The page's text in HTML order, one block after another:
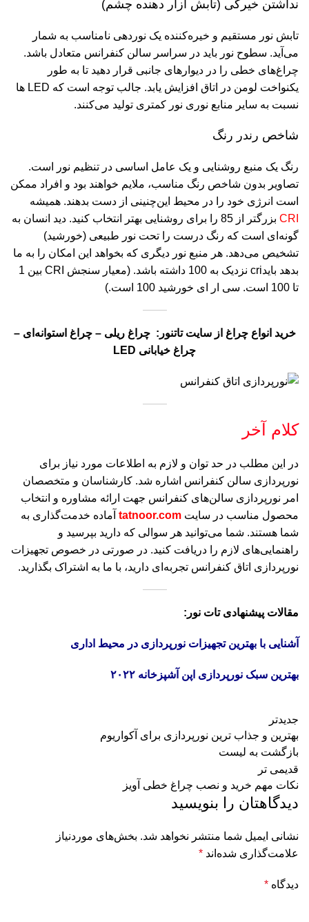
نداشتن خیرگی (تابش آزار دهنده چشم)
تابش نور مستقیم و خیره‌کننده یک نوردهی نامناسب به شمار
می‌آید. سطوح نور باید در سراسر سالن کنفرانس متعادل باشد.
چراغ‌های خطی را در دیوارهای جانبی قرار دهید تا به طور
یکنواخت لومن در اتاق افزایش یابد. جالب توجه است که LED ها
نسبت به سایر منابع نوری نور کمتری تولید می‌کنند.
شاخص رندر رنگ
رنگ یک منبع روشنایی و یک عامل اساسی در تنظیم نور است.
تصاویر بدون شاخص رنگ مناسب، ملایم خواهند بود و افراد ممکن
است انرژی خود را در محیط این‌چنینی از دست بدهند. همیشه
CRI
بزرگتر از 85 را برای روشنایی بهتر انتخاب کنید. دید انسان به
گونه‌ای است که رنگ درست را تحت نور طبیعی (خورشید)
تشخیص می‌دهد. هر منبع نور دیگری که بخواهد این امکان را به ما
بدهد بایدcri نزدیک به 100 داشته باشد. (معیار سنجش CRI بین 1
تا 100 است. سی ار ای خورشید 100 است.)
خرید انواع چراغ‌‌ از سایت تاتنور : چراغ ریلی –چراغ استوانه‌ای –
چراغ خیابانی
کلام آخر
در این مطلب در حد توان و لازم به اطلاعات مورد نیاز برای
نورپردازی سالن کنفرانس اشاره شد. کارشناسان و متخصصان
امر نورپردازی سالن‌های کنفرانس جهت ارائه مشاوره و انتخاب
محصول مناسب در سایت tatnoor.com آماده خدمت‌گذاری به
شما هستند. شما می‌توانید هر سوالی که دارید بپرسید و
راهنمایی‌های لازم را دریافت کنید. در صورتی در خصوص تجهیزات
نورپردازی اتاق کنفرانس تجربه‌ای دارید، با ما به اشتراک بگذارید.
مقالات پیشنهادی تات نور:
آشنایی با بهترین تجهیزات نورپردازی در محیط اداری
بهترین سبک نورپردازی اپن آشپزخانه ۲۰۲۲
جدیدتر
بهترین و جذاب ترین نورپردازی برای آکواریوم
بازگشت به لیست
قدیمی تر
نکات مهم خرید و نصب چراغ خطی آویز
دیدگاهتان را بنویسید
نشانی ایمیل شما منتشر نخواهد شد. بخش‌های موردنیاز
علامت‌گذاری شده‌اند *
دیدگاه *